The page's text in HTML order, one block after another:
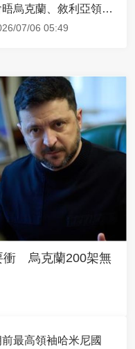
晤烏克蘭、敘利亞領導
07/06 05:49
衝 烏克蘭200架無
最高領袖哈米尼國